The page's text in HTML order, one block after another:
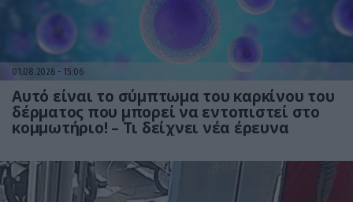
01.08.2026 15:06
Αυτό είναι το σύμπτωμα του καρκίνου του
δέρματος που μπορεί να εντοπιστεί στο
κομμωτήριο! – Τι δείχνει νέα έρευνα